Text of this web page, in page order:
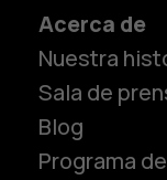
Acerca de
Nuestra
Sala de
Blog
Programa